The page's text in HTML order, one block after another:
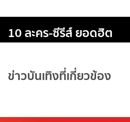
10 ละคร-ซีรีส์ ยอดฮิต
ข่าวบันเทิงที่เกี่ยวข้อง